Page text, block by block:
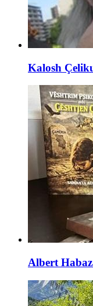
Kalosh
Albert